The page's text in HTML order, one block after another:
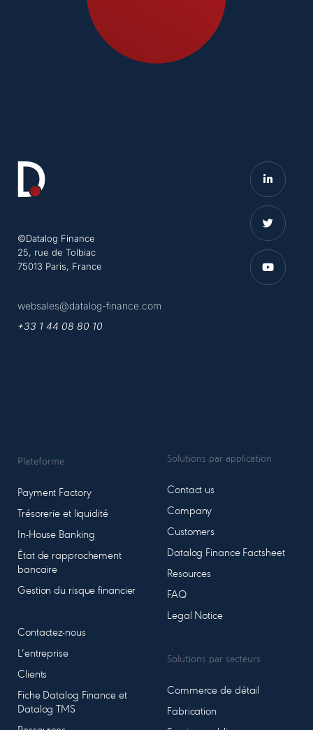
©Datalog Finance
25, rue de Tolbiac
75013 Paris, France
websales@datalog-finance.com
+33 1 44 08 80 10
Plateforme
Payment Factory
Trésorerie et liquidité
In-House Banking
État de rapprochement
bancaire
Gestion du risque financier
Contactez-nous
L’entreprise
Clients
Fiche Datalog Finance et
Datalog TMS
Solutions par application
Contact us
Company
Customers
Datalog Finance Factsheet
Resources
FAQ
Legal Notice
Solutions par secteurs
Commerce de détail
Fabrication